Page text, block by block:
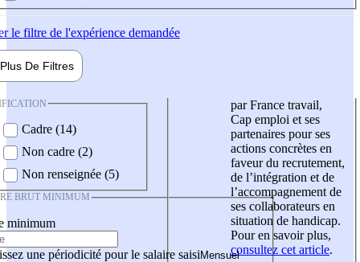
le filtre de l'expérience demandée
Plus De Filtres
Cadre (14)
Non cadre (2)
Non renseignée (5)
BRUT MINIMUM
minimum
une périodicité pour le salaire saisi
par France travail,
Cap emploi et ses
partenaires pour ses
actions concrètes en
faveur du recrutement,
de l’intégration et de
l’accompagnement de
ses collaborateurs en
situation de handicap.
Pour en savoir plus,
consultez cet article.